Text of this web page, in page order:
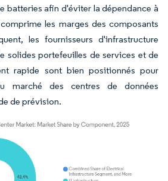
batteries afin d'éviter la dépendance à
les marges des composants
les fournisseurs d'infrastructure
solides portefeuilles de services et de
rapide sont bien positionnés pour
marché des centres de données
de prévision.